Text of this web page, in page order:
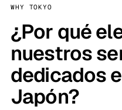
WHY TOKYO
¿Por qué
nuestros
dedicados
Japón?